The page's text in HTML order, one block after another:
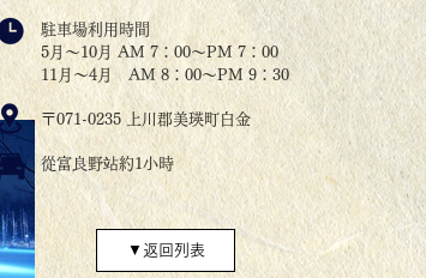
▼返回列表
駐車場利用時間
5月～10月 AM 7：00～PM 7：00
11月～4月 AM 8：00～PM 9：30
〒071-0235 上川郡美瑛町白金
從富良野站約1小時